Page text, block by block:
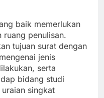
baik memerlukan
ruang penulisan.
tujuan surat dengan
jenis
serta
bidang studi
singkat